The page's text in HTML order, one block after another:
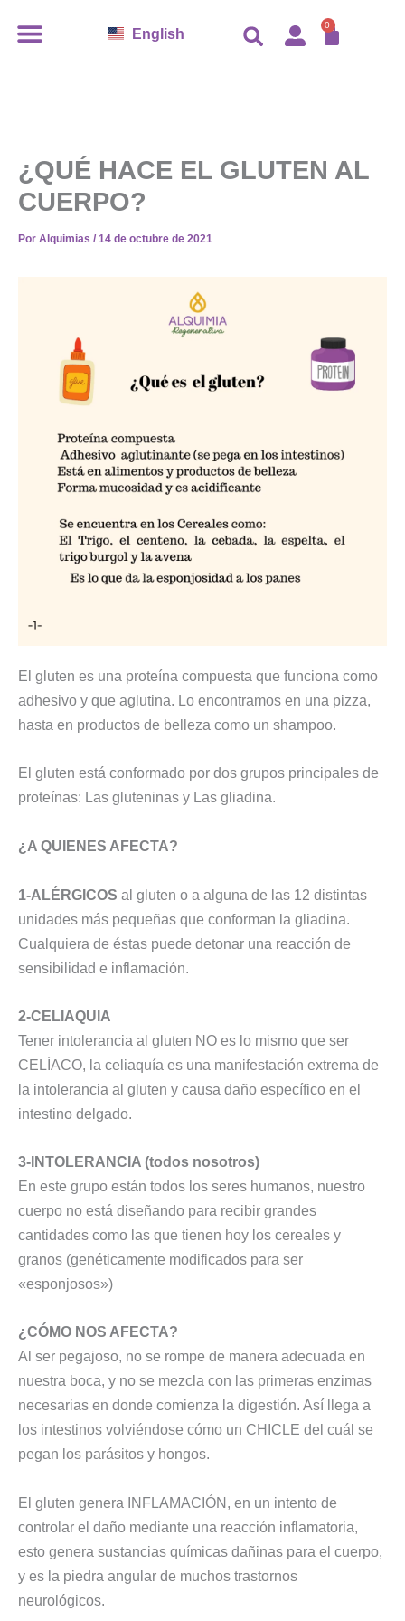
English 0
¿QUÉ HACE EL GLUTEN AL
CUERPO?
Por Alquimias / 14 de octubre de 2021
El gluten es una proteína compuesta que funciona como
adhesivo y que aglutina. Lo encontramos en una pizza,
hasta en productos de belleza como un shampoo.
El gluten está conformado por dos grupos principales de
proteínas: Las gluteninas y Las gliadina.
¿A QUIENES AFECTA?
1-ALÉRGICOS al gluten o a alguna de las 12 distintas
unidades más pequeñas que conforman la gliadina.
Cualquiera de éstas puede detonar una reacción de
sensibilidad e inflamación.
2-CELIAQUIA
Tener intolerancia al gluten NO es lo mismo que ser
CELÍACO, la celiaquía es una manifestación extrema de
la intolerancia al gluten y causa daño específico en el
intestino delgado.
3-INTOLERANCIA (todos nosotros)
En este grupo están todos los seres humanos, nuestro
cuerpo no está diseñando para recibir grandes
cantidades como las que tienen hoy los cereales y
granos (genéticamente modificados para ser
«esponjosos»)
¿CÓMO NOS AFECTA?
Al ser pegajoso, no se rompe de manera adecuada en
nuestra boca, y no se mezcla con las primeras enzimas
necesarias en donde comienza la digestión. Así llega a
los intestinos volviéndose cómo un CHICLE del cuál se
pegan los parásitos y hongos.
El gluten genera INFLAMACIÓN, en un intento de
controlar el daño mediante una reacción inflamatoria,
esto genera sustancias químicas dañinas para el cuerpo,
y es la piedra angular de muchos trastornos
neurológicos.